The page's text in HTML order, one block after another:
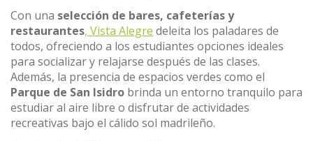
Con una selección de bares, cafeterías y
restaurantes, Vista Alegre deleita los paladares de
todos, ofreciendo a los estudiantes opciones ideales
para socializar y relajarse después de las clases.
Además, la presencia de espacios verdes como el
Parque de San Isidro brinda un entorno tranquilo para
estudiar al aire libre o disfrutar de actividades
recreativas bajo el cálido sol madrileño.